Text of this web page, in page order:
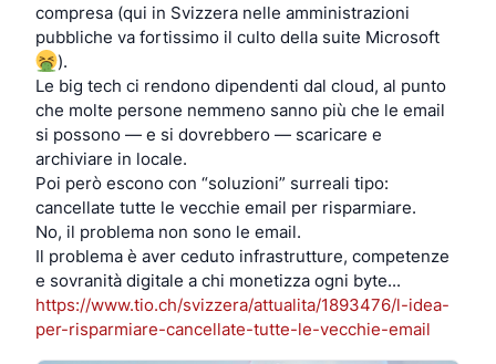
compresa (qui in Svizzera nelle amministrazioni
pubbliche va fortissimo il culto della suite Microsoft
).
Le big tech ci rendono dipendenti dal cloud, al punto
che molte persone nemmeno sanno più che le email
si possono — e si dovrebbero — scaricare e
archiviare in locale.
Poi però escono con “soluzioni” surreali tipo:
cancellate tutte le vecchie email per risparmiare.
No, il problema non sono le email.
Il problema è aver ceduto infrastrutture, competenze
e sovranità digitale a chi monetizza ogni byte...
https://www.tio.ch/svizzera/attualita/1893476/l-idea-
per-risparmiare-cancellate-tutte-le-vecchie-email